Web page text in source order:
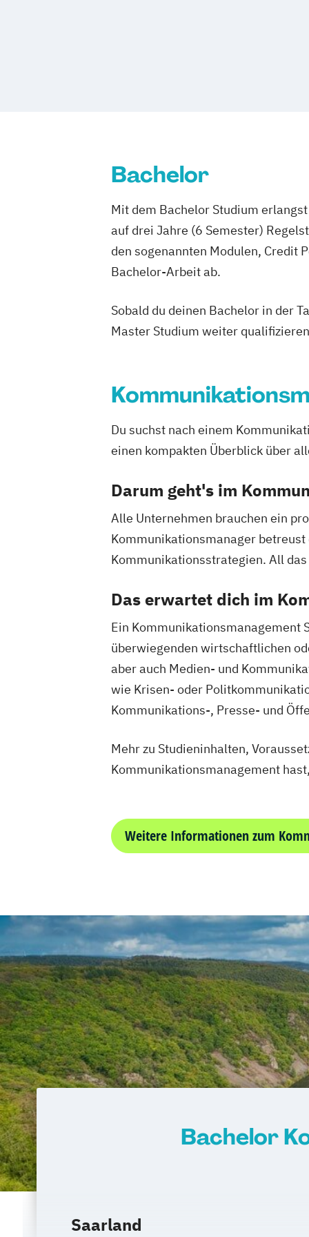
Bachelor
Mit dem Bachelor Studium
auf drei Jahre (6 Semester)
den sogenannten Modulen, Credit
Bachelor-Arbeit ab.
Sobald du deinen Bachelor in der
Master Studium weiter
Du suchst nach einem
einen kompakten Überblick über
Darum geht's im
Alle Unternehmen brauchen ein
Kommunikationsmanager
Kommunikationsstrategien. All
Das erwartet dich im
Ein Kommunikationsmanagement
überwiegenden wirtschaftlichen
aber auch Medien- und
wie Krisen- oder
Kommunikations-, Presse- und
Mehr zu Studieninhalten,
Kommunikationsmanagement
Weitere Informationen zum
Bachelor
Saarland